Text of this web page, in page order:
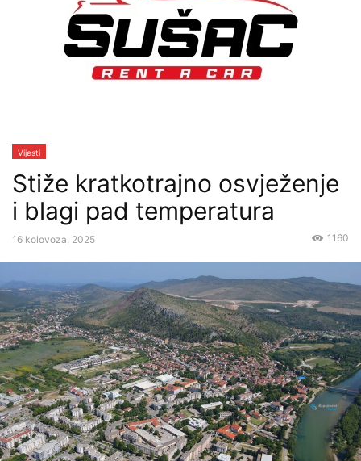
Vijesti
Stiže kratkotrajno osvježenje
i blagi pad temperatura
16 kolovoza, 2025 1160